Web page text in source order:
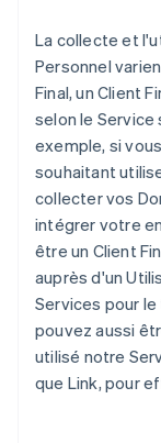
La collecte et
Personnel
Final, un Client
selon le
exemple, si
souhaitant
collecter vos
intégrer votre
être un Client
auprès d'un
Services pour
pouvez aussi
utilisé notre
que Link, pour